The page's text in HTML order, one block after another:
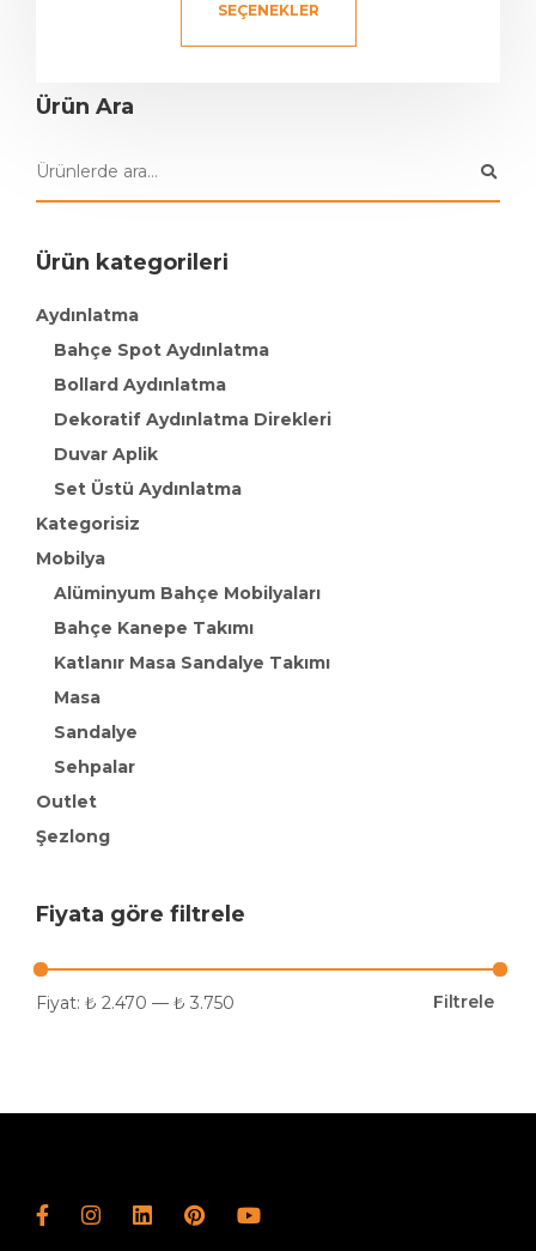
SEÇENEKLER
Ürün Ara
Ürün kategorileri
Aydınlatma
Bahçe Spot Aydınlatma
Bollard Aydınlatma
Dekoratif Aydınlatma Direkleri
Duvar Aplik
Set Üstü Aydınlatma
Kategorisiz
Mobilya
Alüminyum Bahçe Mobilyaları
Bahçe Kanepe Takımı
Katlanır Masa Sandalye Takımı
Masa
Sandalye
Sehpalar
Outlet
Şezlong
Fiyata göre filtrele
Filtrele
Fiyat: ₺ 2.470 — ₺ 3.750